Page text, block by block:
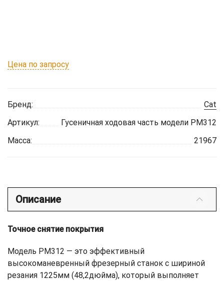
Цена по запросу
Бренд:
Cat
Артикул:
Гусеничная ходовая часть модели PM312
Масса:
21967
Описание
Точное снятие покрытия
Модель PM312 — это эффективный
высокоманевренный фрезерный станок с шириной
резания 1225мм (48,2дюйма), который выполняет